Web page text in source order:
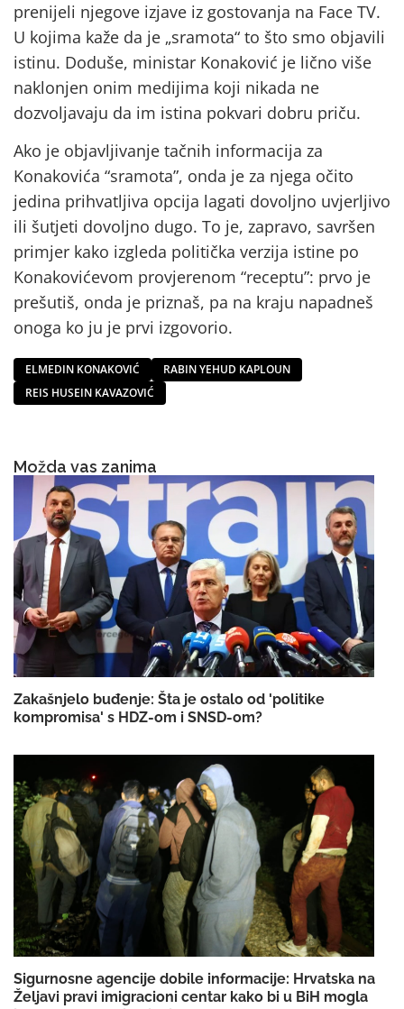
prenijeli njegove izjave iz gostovanja na Face TV.
U kojima kaže da je „sramota“ to što smo objavili
istinu. Doduše, ministar Konaković je lično više
naklonjen onim medijima koji nikada ne
dozvoljavaju da im istina pokvari dobru priču.
Ako je objavljivanje tačnih informacija za
Konakovića “sramota”, onda je za njega očito
jedina prihvatljiva opcija lagati dovoljno uvjerljivo
ili šutjeti dovoljno dugo. To je, zapravo, savršen
primjer kako izgleda politička verzija istine po
Konakovićevom provjerenom “receptu”: prvo je
prešutiš, onda je priznaš, pa na kraju napadneš
onoga ko ju je prvi izgovorio.
ELMEDIN KONAKOVIĆ
RABIN YEHUD KAPLOUN
REIS HUSEIN KAVAZOVIĆ
Možda vas zanima
Zakašnjelo buđenje: Šta je ostalo od 'politike
kompromisa' s HDZ-om i SNSD-om?
Sigurnosne agencije dobile informacije: Hrvatska na
Željavi pravi imigracioni centar kako bi u BiH mogla